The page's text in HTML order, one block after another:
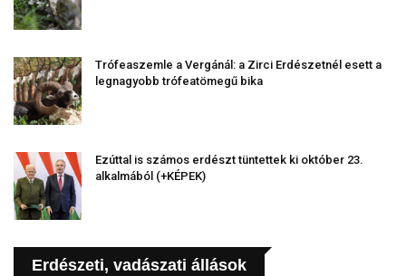
Trófeaszemle a Vergánál: a Zirci Erdészetnél esett a
legnagyobb trófeatömegű bika
Ezúttal is számos erdészt tüntettek ki október 23.
alkalmából (+KÉPEK)
Erdészeti, vadászati állások